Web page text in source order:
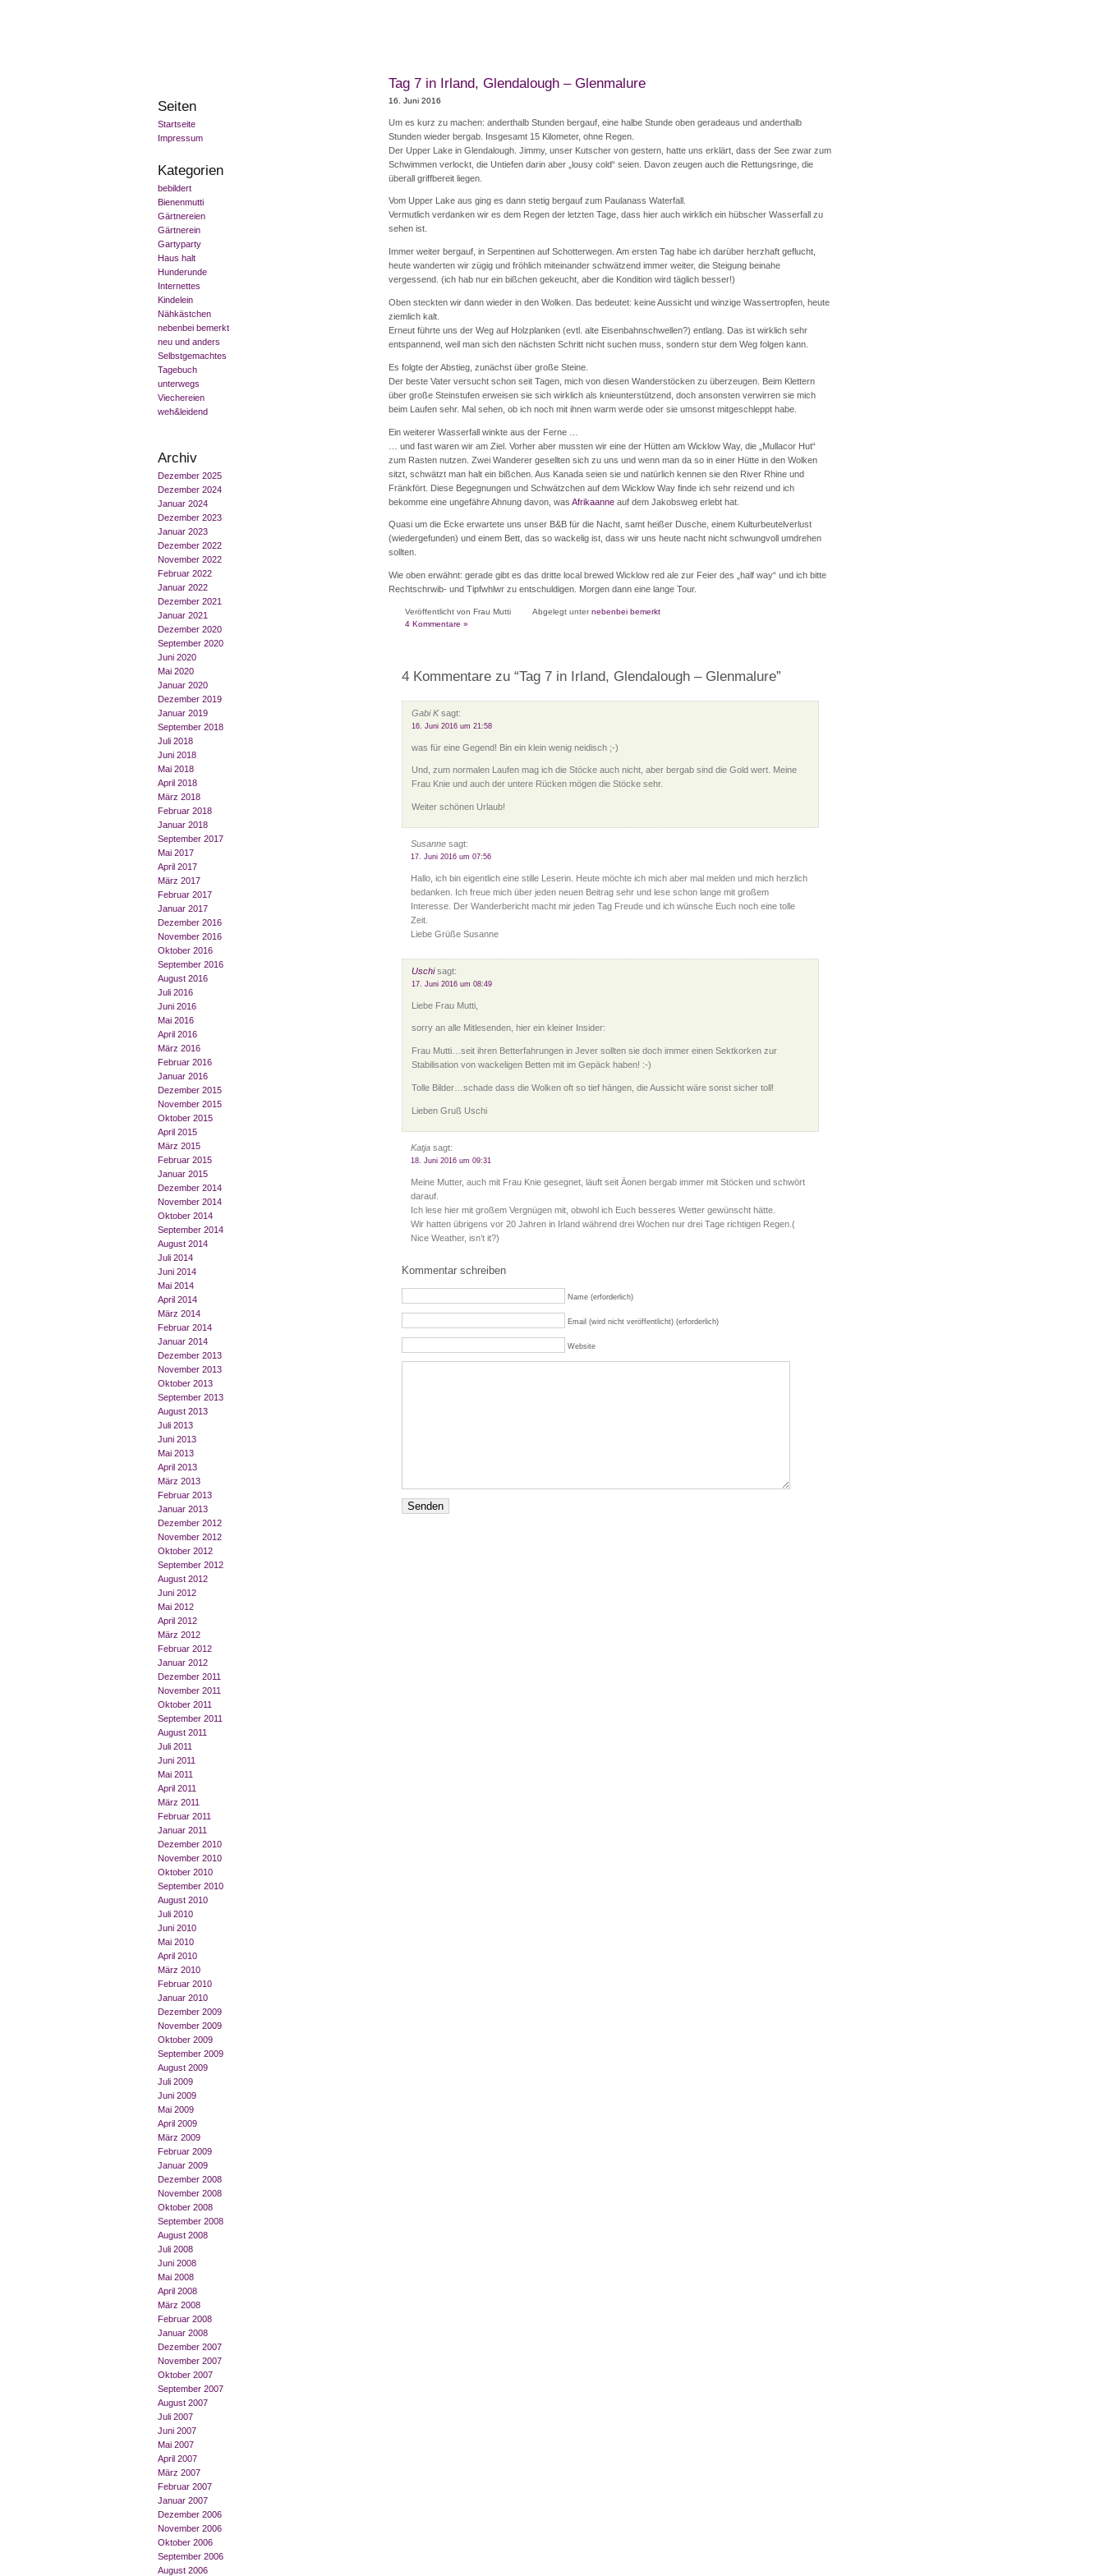
Seiten
Startseite
Impressum
Kategorien
bebildert
Bienenmutti
Gärtnereien
Gärtnerein
Gartyparty
Haus halt
Hunderunde
Internettes
Kindelein
Nähkästchen
nebenbei bemerkt
neu und anders
Selbstgemachtes
Tagebuch
unterwegs
Viechereien
weh&leidend
Archiv
Dezember 2025
Dezember 2024
Januar 2024
Dezember 2023
Januar 2023
Dezember 2022
November 2022
Februar 2022
Januar 2022
Dezember 2021
Januar 2021
Dezember 2020
September 2020
Juni 2020
Mai 2020
Januar 2020
Dezember 2019
Januar 2019
September 2018
Juli 2018
Juni 2018
Mai 2018
April 2018
März 2018
Februar 2018
Januar 2018
September 2017
Mai 2017
April 2017
März 2017
Februar 2017
Januar 2017
Dezember 2016
November 2016
Oktober 2016
September 2016
August 2016
Juli 2016
Juni 2016
Mai 2016
April 2016
März 2016
Februar 2016
Januar 2016
Dezember 2015
November 2015
Oktober 2015
April 2015
März 2015
Februar 2015
Januar 2015
Dezember 2014
November 2014
Oktober 2014
September 2014
August 2014
Juli 2014
Juni 2014
Mai 2014
April 2014
März 2014
Februar 2014
Januar 2014
Dezember 2013
November 2013
Oktober 2013
September 2013
August 2013
Juli 2013
Juni 2013
Mai 2013
April 2013
März 2013
Februar 2013
Januar 2013
Dezember 2012
November 2012
Oktober 2012
September 2012
August 2012
Juni 2012
Mai 2012
April 2012
März 2012
Februar 2012
Januar 2012
Dezember 2011
November 2011
Oktober 2011
September 2011
August 2011
Juli 2011
Juni 2011
Mai 2011
April 2011
März 2011
Februar 2011
Januar 2011
Dezember 2010
November 2010
Oktober 2010
September 2010
August 2010
Juli 2010
Juni 2010
Mai 2010
April 2010
März 2010
Februar 2010
Januar 2010
Dezember 2009
November 2009
Oktober 2009
September 2009
August 2009
Juli 2009
Juni 2009
Mai 2009
April 2009
März 2009
Februar 2009
Januar 2009
Dezember 2008
November 2008
Oktober 2008
September 2008
August 2008
Juli 2008
Juni 2008
Mai 2008
April 2008
März 2008
Februar 2008
Januar 2008
Dezember 2007
November 2007
Oktober 2007
September 2007
August 2007
Juli 2007
Juni 2007
Mai 2007
April 2007
März 2007
Februar 2007
Januar 2007
Dezember 2006
November 2006
Oktober 2006
September 2006
August 2006
Tag 7 in Irland, Glendalough – Glenmalure
16. Juni 2016
Um es kurz zu machen: anderthalb Stunden bergauf, eine halbe Stunde oben geradeaus und anderthalb
Stunden wieder bergab. Insgesamt 15 Kilometer, ohne Regen.
Der Upper Lake in Glendalough. Jimmy, unser Kutscher von gestern, hatte uns erklärt, dass der See zwar zum
Schwimmen verlockt, die Untiefen darin aber „lousy cold“ seien. Davon zeugen auch die Rettungsringe, die
überall griffbereit liegen.
Vom Upper Lake aus ging es dann stetig bergauf zum Paulanass Waterfall.
Vermutlich verdanken wir es dem Regen der letzten Tage, dass hier auch wirklich ein hübscher Wasserfall zu
sehen ist.
Immer weiter bergauf, in Serpentinen auf Schotterwegen. Am ersten Tag habe ich darüber herzhaft geflucht,
heute wanderten wir zügig und fröhlich miteinander schwätzend immer weiter, die Steigung beinahe
vergessend. (ich hab nur ein bißchen gekeucht, aber die Kondition wird täglich besser!)
Oben steckten wir dann wieder in den Wolken. Das bedeutet: keine Aussicht und winzige Wassertropfen, heute
ziemlich kalt.
Erneut führte uns der Weg auf Holzplanken (evtl. alte Eisenbahnschwellen?) entlang. Das ist wirklich sehr
entspannend, weil man sich den nächsten Schritt nicht suchen muss, sondern stur dem Weg folgen kann.
Es folgte der Abstieg, zunächst über große Steine.
Der beste Vater versucht schon seit Tagen, mich von diesen Wanderstöcken zu überzeugen. Beim Klettern
über große Steinstufen erweisen sie sich wirklich als knieunterstützend, doch ansonsten verwirren sie mich
beim Laufen sehr. Mal sehen, ob ich noch mit ihnen warm werde oder sie umsonst mitgeschleppt habe.
Ein weiterer Wasserfall winkte aus der Ferne …
… und fast waren wir am Ziel. Vorher aber mussten wir eine der Hütten am Wicklow Way, die „Mullacor Hut“
zum Rasten nutzen. Zwei Wanderer gesellten sich zu uns und wenn man da so in einer Hütte in den Wolken
sitzt, schwätzt man halt ein bißchen. Aus Kanada seien sie und natürlich kennen sie den River Rhine und
Fränkfört. Diese Begegnungen und Schwätzchen auf dem Wicklow Way finde ich sehr reizend und ich
bekomme eine ungefähre Ahnung davon, was Afrikaanneauf dem Jakobsweg erlebt hat.
Quasi um die Ecke erwartete uns unser B&B für die Nacht, samt heißer Dusche, einem Kulturbeutelverlust
(wiedergefunden) und einem Bett, das so wackelig ist, dass wir uns heute nacht nicht schwungvoll umdrehen
sollten.
Wie oben erwähnt: gerade gibt es das dritte local brewed Wicklow red ale zur Feier des „half way“ und ich bitte
Rechtschrwib- und Tipfwhlwr zu entschuldigen. Morgen dann eine lange Tour.
Veröffentlicht von Frau Mutti Abgelegt unternebenbei bemerkt
4 Kommentare »
4 Kommentare zu “Tag 7 in Irland, Glendalough – Glenmalure”
Gabi Ksagt:
16. Juni 2016 um 21:58
was für eine Gegend! Bin ein klein wenig neidisch ;-)
Und, zum normalen Laufen mag ich die Stöcke auch nicht, aber bergab sind die Gold wert. Meine
Frau Knie und auch der untere Rücken mögen die Stöcke sehr.
Weiter schönen Urlaub!
Susannesagt:
17. Juni 2016 um 07:56
Hallo, ich bin eigentlich eine stille Leserin. Heute möchte ich mich aber mal melden und mich herzlich
bedanken. Ich freue mich über jeden neuen Beitrag sehr und lese schon lange mit großem
Interesse. Der Wanderbericht macht mir jeden Tag Freude und ich wünsche Euch noch eine tolle
Zeit.
Liebe Grüße Susanne
Uschisagt:
17. Juni 2016 um 08:49
Liebe Frau Mutti,
sorry an alle Mitlesenden, hier ein kleiner Insider:
Frau Mutti…seit ihren Betterfahrungen in Jever sollten sie doch immer einen Sektkorken zur
Stabilisation von wackeligen Betten mit im Gepäck haben! :-)
Tolle Bilder…schade dass die Wolken oft so tief hängen, die Aussicht wäre sonst sicher toll!
Lieben Gruß Uschi
Katjasagt:
18. Juni 2016 um 09:31
Meine Mutter, auch mit Frau Knie gesegnet, läuft seit Äonen bergab immer mit Stöcken und schwört
darauf.
Ich lese hier mit großem Vergnügen mit, obwohl ich Euch besseres Wetter gewünscht hätte.
Wir hatten übrigens vor 20 Jahren in Irland während drei Wochen nur drei Tage richtigen Regen.(
Nice Weather, isn’t it?)
Kommentar schreiben
Name (erforderlich)
Email (wird nicht veröffentlicht) (erforderlich)
Website